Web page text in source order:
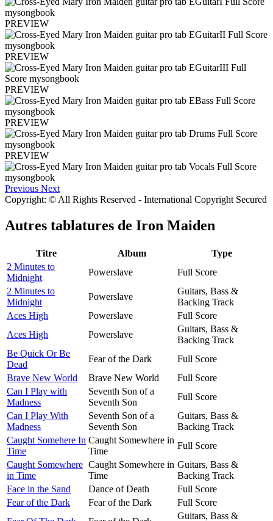
PREVIEW
PREVIEW
PREVIEW
PREVIEW
PREVIEW
Previous Next
Copyright: © All Rights Reserved - International Copyright Secured
Autres tablatures de Iron Maiden
Titre Album
Type
2 Minutes to
Midnight
Powerslave
Full Score
2 Minutes to
Midnight
Powerslave
Guitars, Bass &
Backing Track
Aces High
Powerslave
Full Score
Aces High
Powerslave
Guitars, Bass &
Backing Track
Be Quick Or Be
Dead
Fear of the Dark
Full Score
Brave New World
Brave New World
Full Score
Can I Play with
Madness
Seventh Son of a
Seventh Son
Full Score
Can I Play With
Madness
Seventh Son of a
Seventh Son
Guitars, Bass &
Backing Track
Caught Somehere In
Time
Caught Somewhere in
Time
Full Score
Caught Somewhere
in Time
Caught Somewhere in
Time
Guitars, Bass &
Backing Track
Face in the Sand
Dance of Death
Full Score
Fear of the Dark
Fear of the Dark
Full Score
Guitars, Bass &